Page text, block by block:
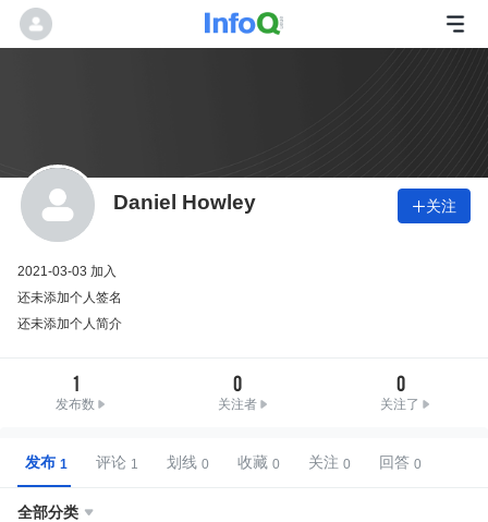
Daniel Howley 关注
2021-03-03 加入
还未添加个人签名
还未添加个人简介
1
发布数
0
关注者
0
关注了
发布 评论 划线 收藏 关注 回答
全部分类 